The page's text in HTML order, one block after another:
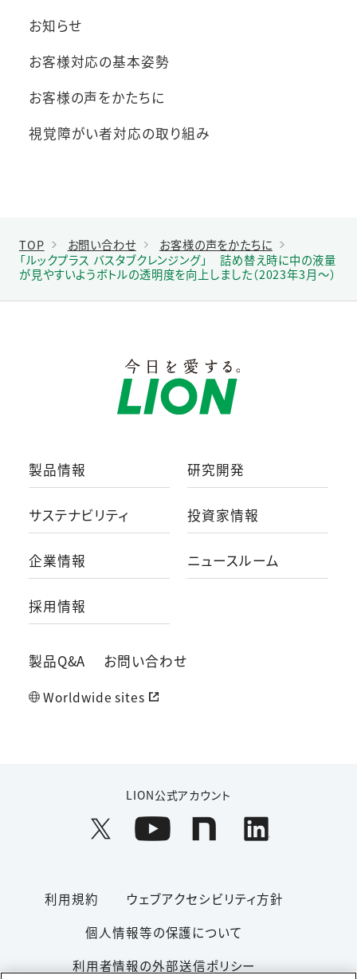
お知らせ
お客様対応の基本姿勢
お客様の声をかたちに
視覚障がい者対応の取り組み
TOP お問い合わせ
お客様の声をかたちに
「ルックプラス バスタブクレンジング」 詰め替え時に中の液量
が見やすいようボトルの透明度を向上しました（2023年3月～）
製品情報 研究開発
サステナビリティ 投資家情報
企業情報 ニュースルーム
採用情報
製品Q&A お問い合わせ
Worldwide sites
LION公式アカウント
利用規約
ウェブアクセシビリティ方針
個人情報等の保護について
利用者情報の外部送信ポリシー